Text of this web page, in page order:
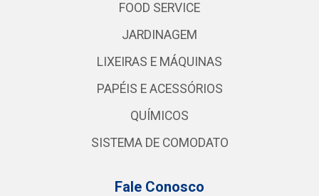
FOOD SERVICE
JARDINAGEM
LIXEIRAS E MÁQUINAS
PAPÉIS E ACESSÓRIOS
QUÍMICOS
SISTEMA DE COMODATO
Fale Conosco